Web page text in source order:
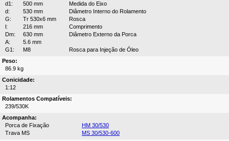
d1:
500 mm
Medida do Eixo
d:
530 mm
Diâmetro Interno do Rolamento
G:
Tr 530x6 mm
Rosca
l:
216 mm
Comprimento
Dm:
630 mm
Diâmetro Externo da Porca
A:
5.6 mm
G1:
M8
Rosca para Injeção de Óleo
Peso:
86.9 kg
Conicidade:
1:12
Rolamentos Compatíveis:
239/530K
Acompanha:
Porca de Fixação
HM 30/530
Trava MS
MS 30/530-600